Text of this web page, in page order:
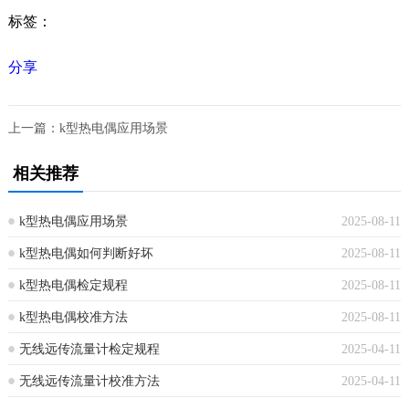
标签：
分享
上一篇： k型热电偶应用场景
相关推荐
2025-08-11
k型热电偶应用场景
2025-08-11
k型热电偶如何判断好坏
2025-08-11
k型热电偶检定规程
2025-08-11
k型热电偶校准方法
2025-04-11
无线远传流量计检定规程
2025-04-11
无线远传流量计校准方法